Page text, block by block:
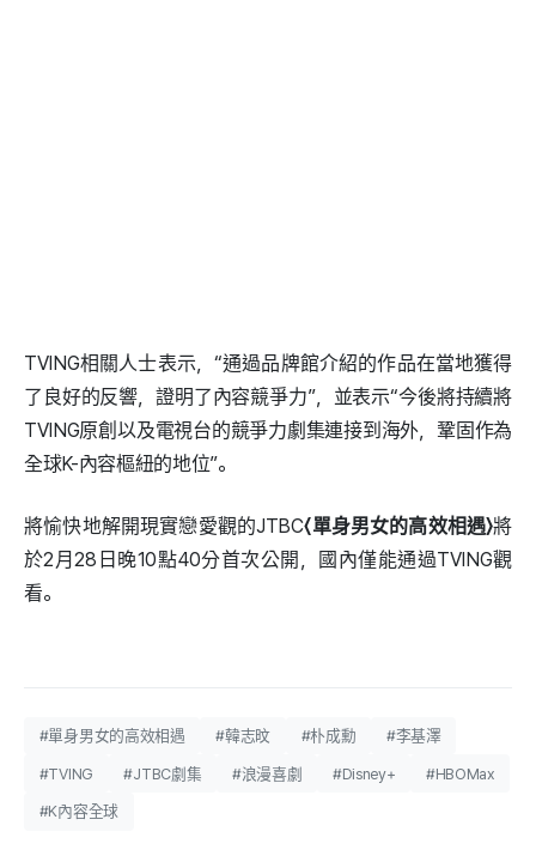
TVING相關人士表示，“通過品牌館介紹的作品在當地獲得
了良好的反響，證明了內容競爭力”，並表示“今後將持續將
TVING原創以及電視台的競爭力劇集連接到海外，鞏固作為
全球K-內容樞紐的地位”。
將愉快地解開現實戀愛觀的JTBC〈單身男女的高效相遇〉將
於2月28日晚10點40分首次公開，國內僅能通過TVING觀
看。
#單身男女的高效相遇 #韓志旼 #朴成勳 #李基澤
#TVING #JTBC劇集 #浪漫喜劇 #Disney+ #HBOMax
#K內容全球